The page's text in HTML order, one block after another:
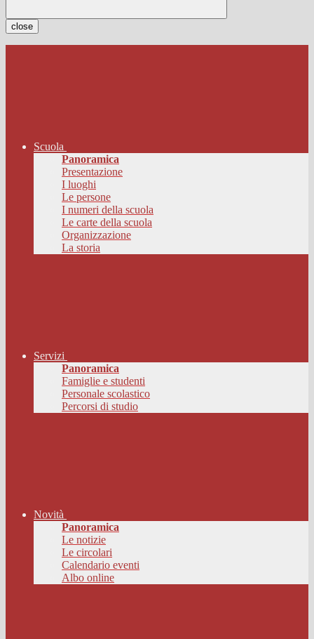
close
Scuola
Panoramica
Presentazione
I luoghi
Le persone
I numeri della scuola
Le carte della scuola
Organizzazione
La storia
Servizi
Panoramica
Famiglie e studenti
Personale scolastico
Percorsi di studio
Novità
Panoramica
Le notizie
Le circolari
Calendario eventi
Albo online